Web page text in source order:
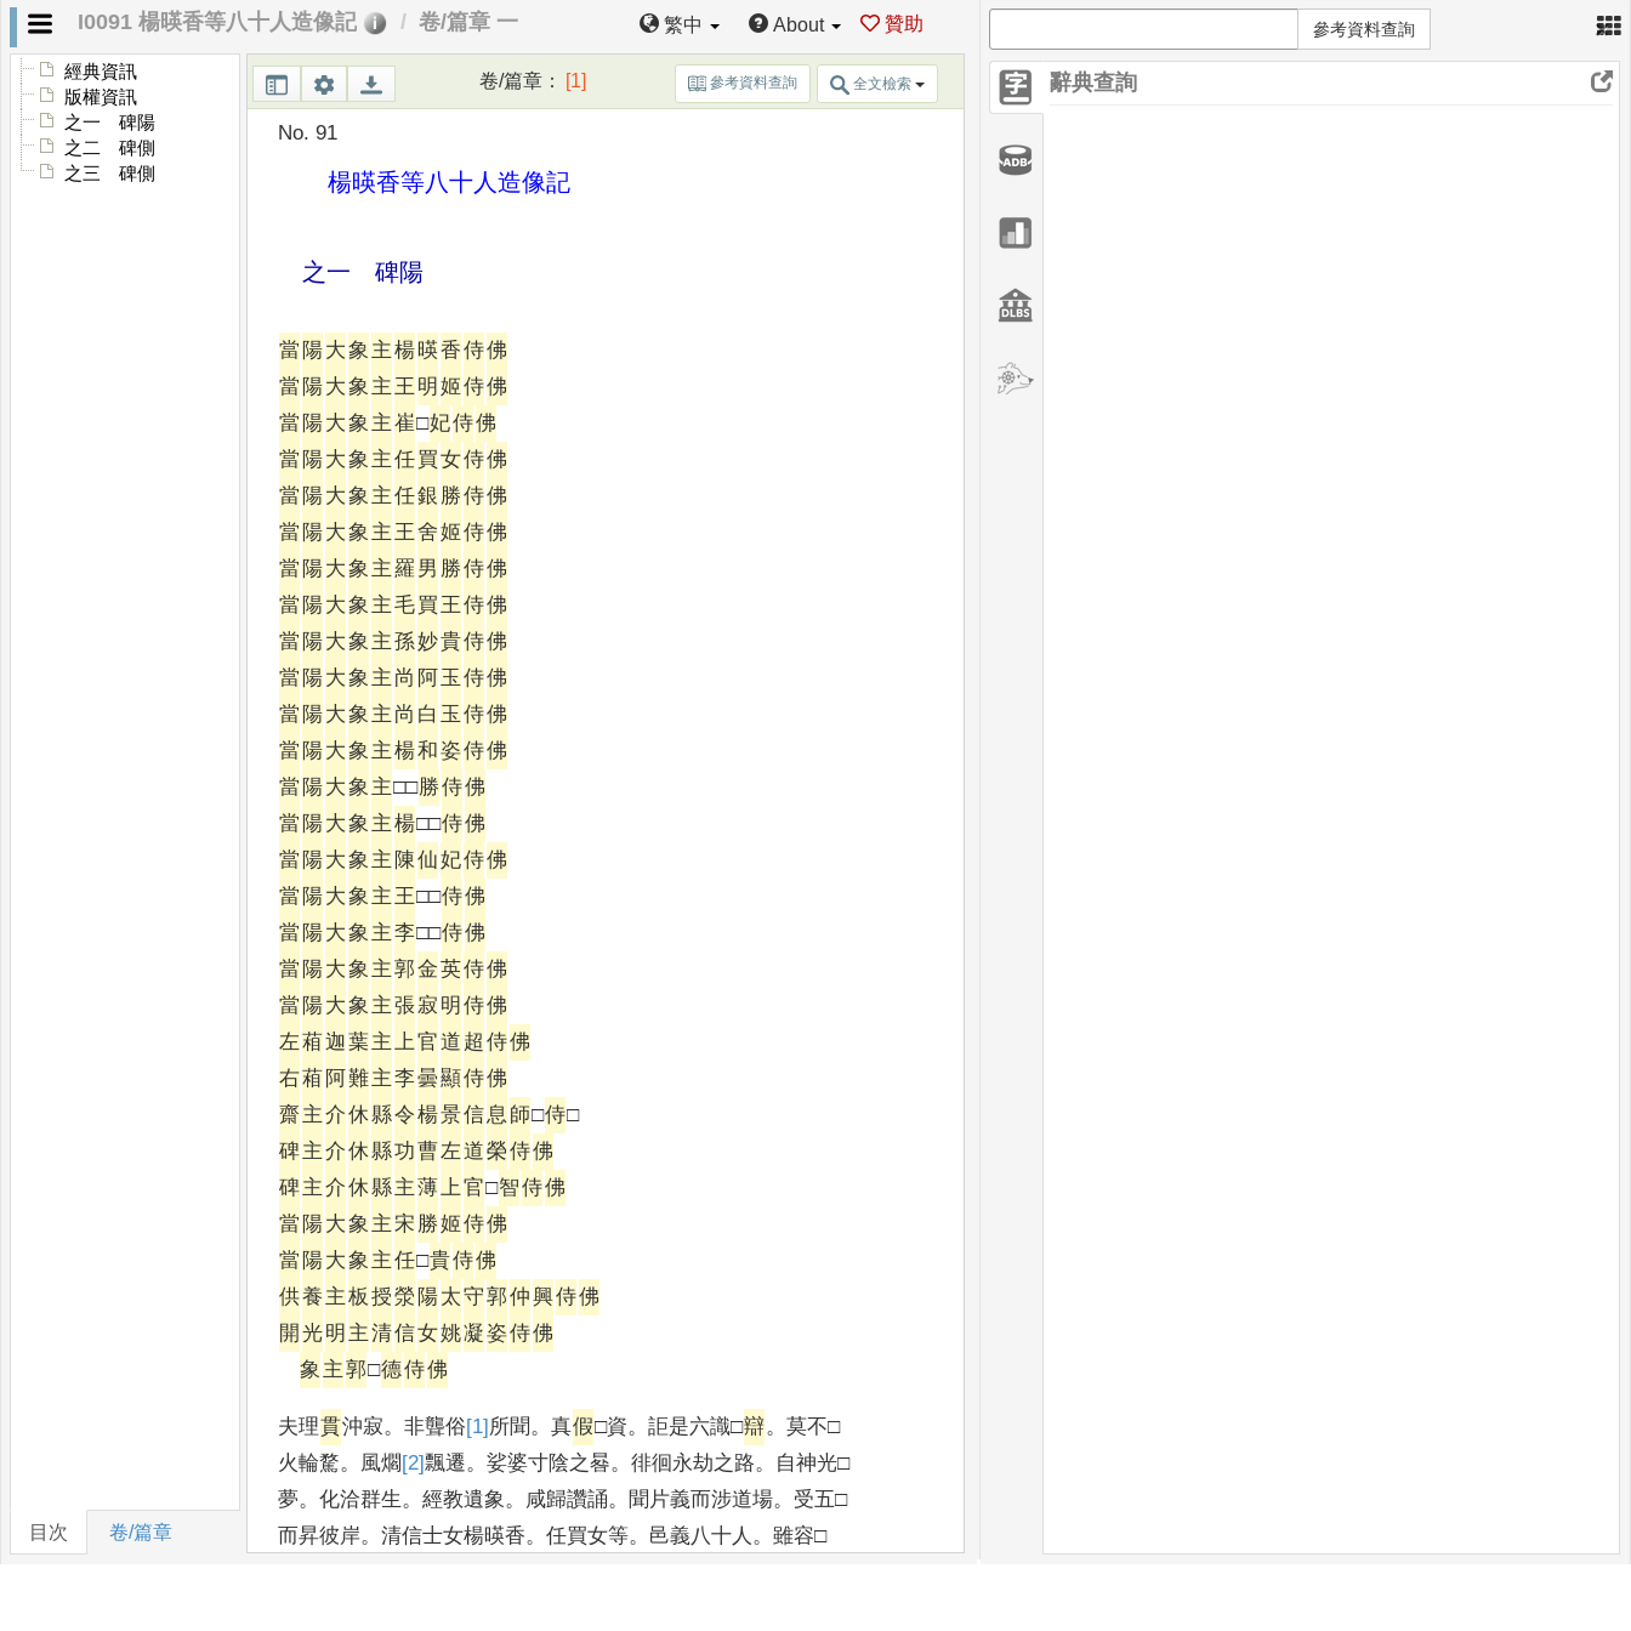
I0091 楊暎香等八十人造像記 卷/篇章 一 繁中 About 贊助
經典資訊
版權資訊
之一 碑陽
之二 碑側
之三 碑側
目次 卷/篇章
卷/篇章 ： [1] 參考資料查詢 全文檢索
No. 91
楊暎香等八十人造像記
之一 碑陽
當 陽大象 主楊暎香侍佛
當 陽大象 主 王 明 姬侍佛
當 陽大象 主崔□妃侍佛
當 陽大象 主任買女侍佛
當 陽大象 主任銀 勝侍佛
當 陽大象 主 王舍姬侍佛
當 陽大象 主羅 男 勝侍佛
當 陽大象 主毛買 王侍佛
當 陽大象 主孫妙貴侍佛
當 陽大象 主 尚 阿玉 侍佛
當 陽大象 主 尚 白 玉 侍佛
當 陽大象 主楊和姿侍佛
當 陽大象 主□□勝侍佛
當 陽大象 主楊□□侍佛
當 陽大象 主 陳仙妃侍佛
當 陽大象 主 王□□侍佛
當 陽大象 主李□□侍佛
當 陽大象 主郭金英侍佛
當 陽大象 主張寂 明 侍佛
左葙迦葉主 上 官道 超 侍佛
右葙 阿難主李曇顯侍佛
齋 主介休縣令楊景信息 師□侍□
碑主介休縣功曹左道榮侍佛
碑主介休縣主薄 上 官□智侍佛
當 陽大象 主 宋 勝姬侍佛
當 陽大象 主任□貴侍佛
供養 主板 授滎 陽太守郭仲興侍佛
開 光明 主清信女姚凝姿侍佛
象 主郭□德侍佛
夫理貫沖寂。 非聾俗[1]所聞 。 真假□資。 詎是六識□辯。 莫不□
火輪騖。 風爓[2]飄遷。 娑婆寸陰之晷。 徘徊永劫之路。
自神光□
夢。 化洽群生 。 經教遺象 。 咸歸讚誦。 聞片義而涉道場。 受五□
而昇彼岸。 清信士女楊暎香。 任買女等。 邑義八十人 。 雖容□
×
參考資料查詢
辭典查詢